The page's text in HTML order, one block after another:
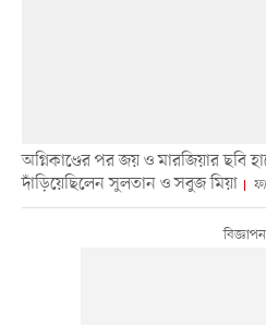
অগ্নিকাণ্ডের পর জয় ও মারজিয়ার ছবি
দাঁড়িয়েছিলেন সুলতান ও সবুজ মিয়া